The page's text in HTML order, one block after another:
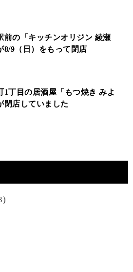
前の「キッチンオリジン 綾瀬
8/9（日）をもって閉店
1丁目の居酒屋「もつ焼き みよ
閉店していました